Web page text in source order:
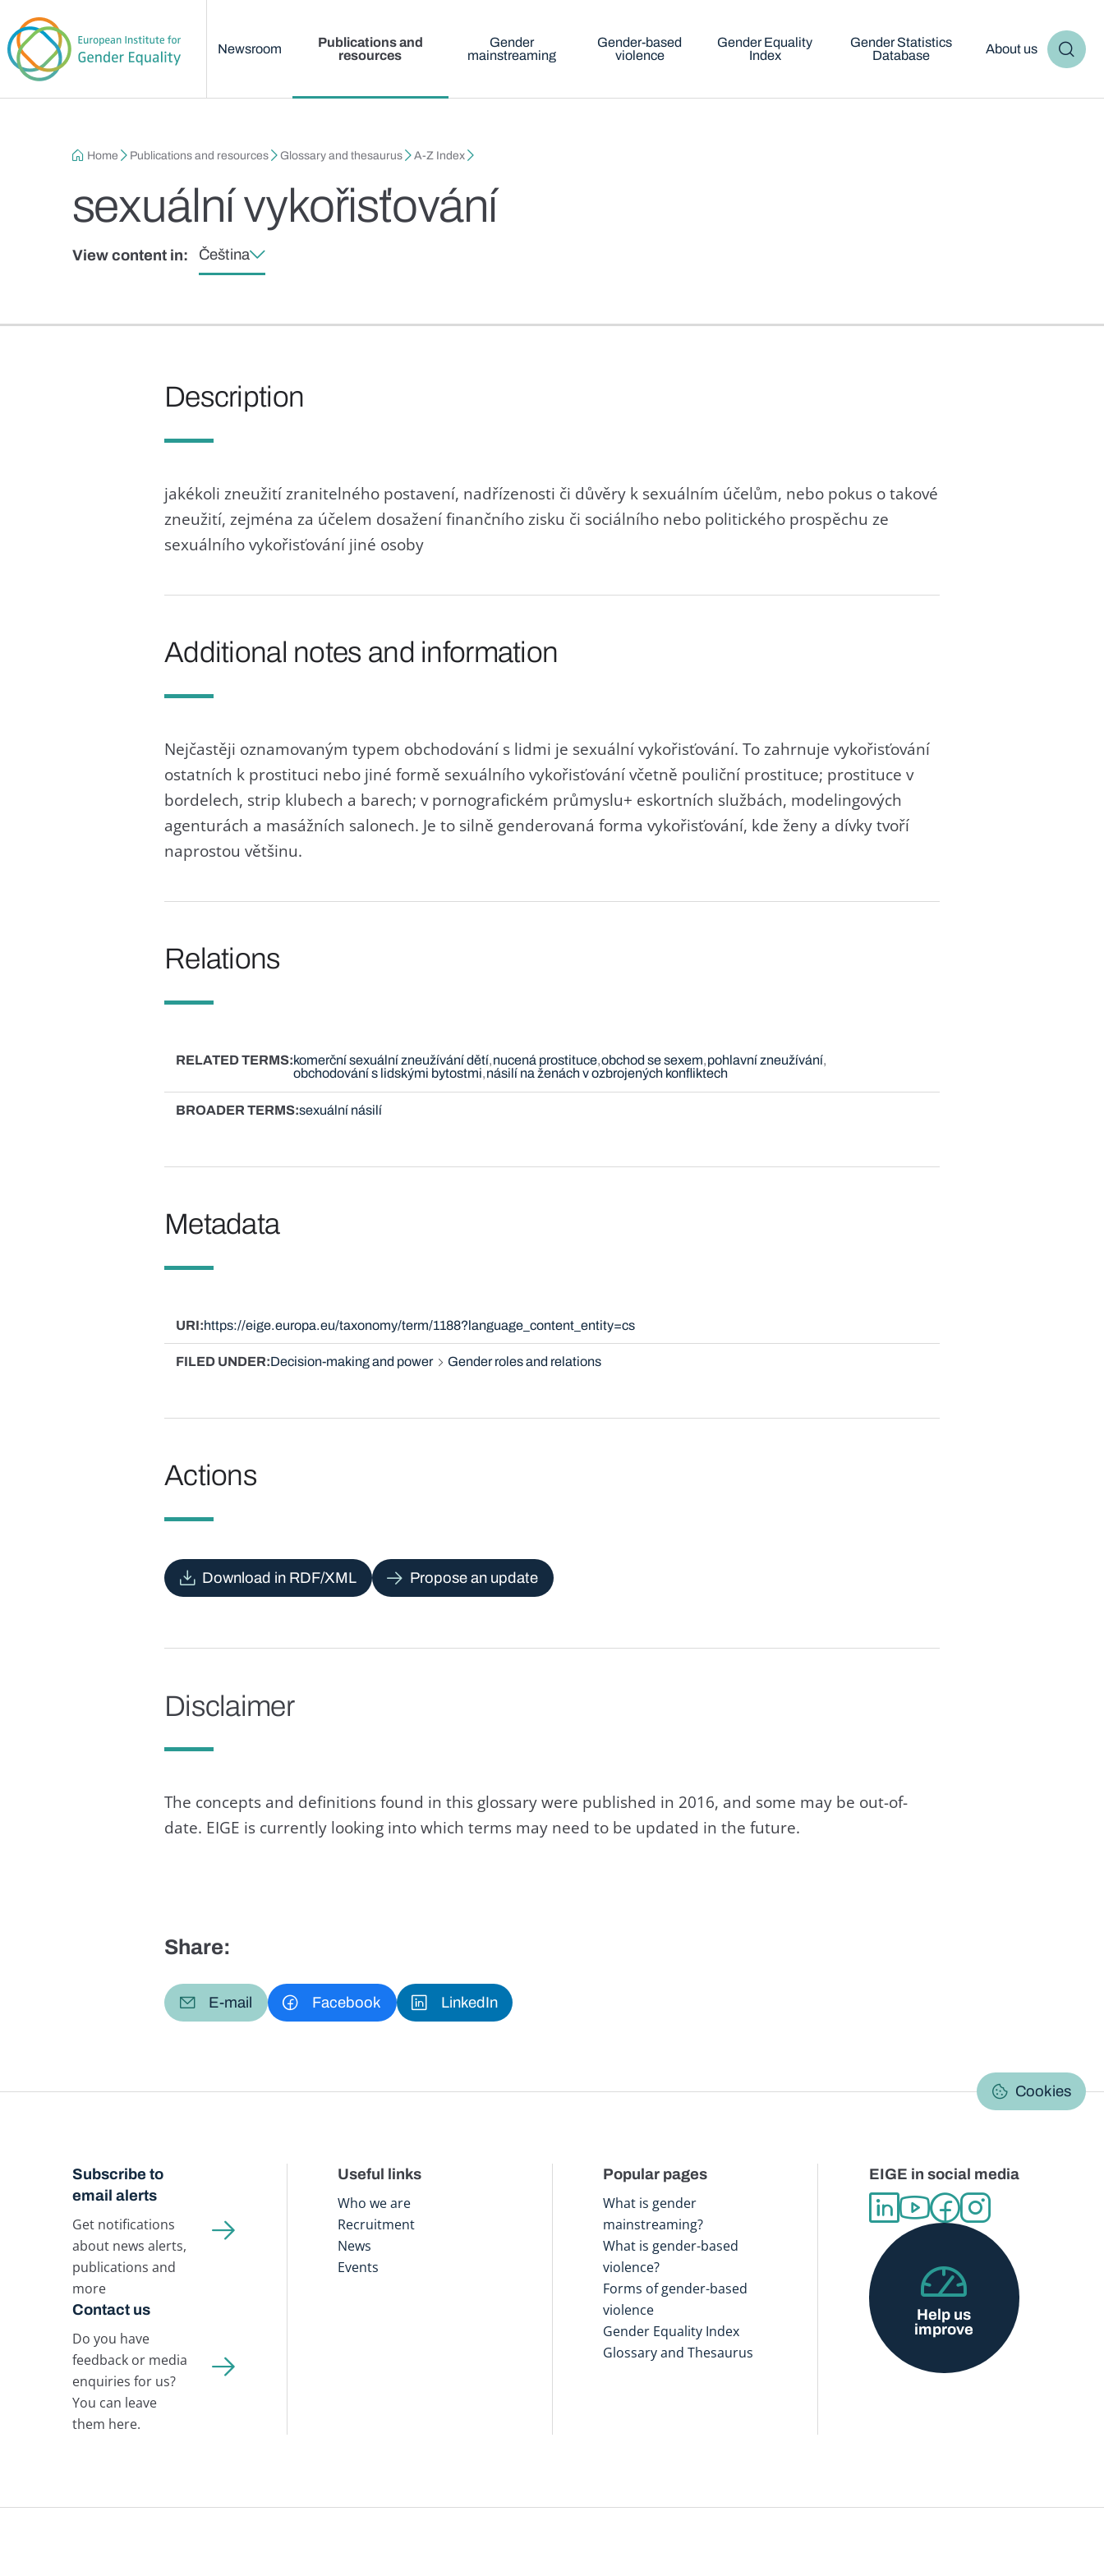
Newsroom
Publications and
resources
Gender
mainstreaming
Gender-based
violence
Gender Equality
Index
Gender Statistics
Database
About us
Breadcrumb
Home Publications and resources Glossary and thesaurus A-Z Index
sexuální vykořisťování
View content in: Čeština
Description
jakékoli zneužití zranitelného postavení, nadřízenosti či důvěry k sexuálním účelům, nebo pokus o takové
zneužití, zejména za účelem dosažení finančního zisku či sociálního nebo politického prospěchu ze
sexuálního vykořisťování jiné osoby
Additional notes and information
Nejčastěji oznamovaným typem obchodování s lidmi je sexuální vykořisťování. To zahrnuje vykořisťování
ostatních k prostituci nebo jiné formě sexuálního vykořisťování včetně pouliční prostituce; prostituce v
bordelech, strip klubech a barech; v pornografickém průmyslu+ eskortních službách, modelingových
agenturách a masážních salonech. Je to silně genderovaná forma vykořisťování, kde ženy a dívky tvoří
naprostou většinu.
Relations
RELATED TERMS komerční sexuální zneužívání dětí nucená prostituce obchod se sexem pohlavní zneužívání
obchodování s lidskými bytostmi násilí na ženách v ozbrojených konfliktech
BROADER TERMS sexuální násilí
Metadata
URI https://eige.europa.eu/taxonomy/term/1188?language_content_entity=cs
FILED UNDER Decision-making and power Gender roles and relations
Actions
Download in RDF/XML Propose an update
Disclaimer
The concepts and definitions found in this glossary were published in 2016, and some may be out-of-
date. EIGE is currently looking into which terms may need to be updated in the future.
Share:
E-mail Facebook LinkedIn
Cookies
Subscribe to
email alerts
Get notifications
about news alerts,
publications and
more
Contact us
Do you have
feedback or media
enquiries for us?
You can leave
them here.
Useful links
Who we are
Recruitment
News
Events
Popular pages
What is gender
mainstreaming?
What is gender-based
violence?
Forms of gender-based
violence
Gender Equality Index
Glossary and Thesaurus
EIGE in social media
Help us
improve